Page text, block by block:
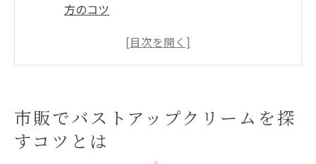
方のコツ
バストアップクリームが売ってるお店の特
バストアップクリーム市販で見つけるため
の実践方法
市販でバストアップクリームを探
すコツとは